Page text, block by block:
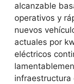
alcanzable
operativos y
nuevos
actuales por
eléctricos